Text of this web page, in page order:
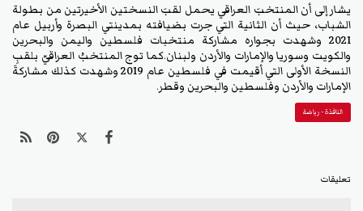
يشار إلى أن المنتخبَ العراقي يحمل لقبَ النسختين الأخيرتين من بطولة
الشباب، حيث أن الثانية التي جرت بضيافته بمدينتي البصرة وأربيل عام
2021 وشهدت بجواره مشاركة منتخبات فلسطين واليمن والبحرين
والكويت وسوريا والإمارات والأردن ولبنان.كما توج المنتخبُ العراقيّ بلقبِ
النسخة الأولى التي أقيمت في فلسطين عام 2019 وشهدت كذلك مشاركةَ
الإمارات والأردن وفلسطين والبحرين وقطر.
النافذة - رياضة
تعليقات